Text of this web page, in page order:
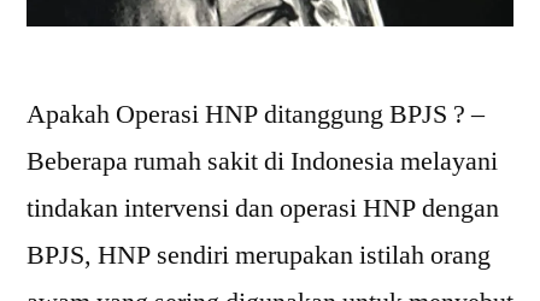
Apakah Operasi HNP ditanggung BPJS ? –
Beberapa rumah sakit di Indonesia melayani
tindakan intervensi dan operasi HNP dengan
BPJS, HNP sendiri merupakan istilah orang